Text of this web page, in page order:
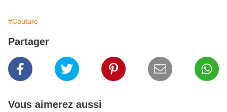
#Couture
Partager
Vous aimerez aussi